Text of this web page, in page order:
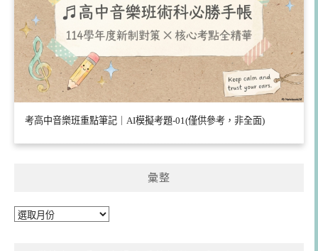
考高中音樂班重點筆記｜AI模擬考題-01(僅供參考，非全面)
彙整
彙